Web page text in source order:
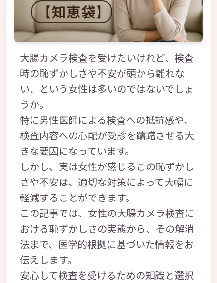
大腸カメラ検査を受けたいけれど、検査
時の恥ずかしさや不安が頭から離れな
い、という女性は多いのではないでしょ
うか。
特に男性医師による検査への抵抗感や、
検査内容への心配が受診を躊躇させる大
きな要因になっています。
しかし、実は女性が感じるこの恥ずかし
さや不安は、適切な対策によって大幅に
軽減することができます。
この記事では、女性の大腸カメラ検査に
おける恥ずかしさの実態から、その解消
法まで、医学的根拠に基づいた情報をお
伝えします。
安心して検査を受けるための知識と選択